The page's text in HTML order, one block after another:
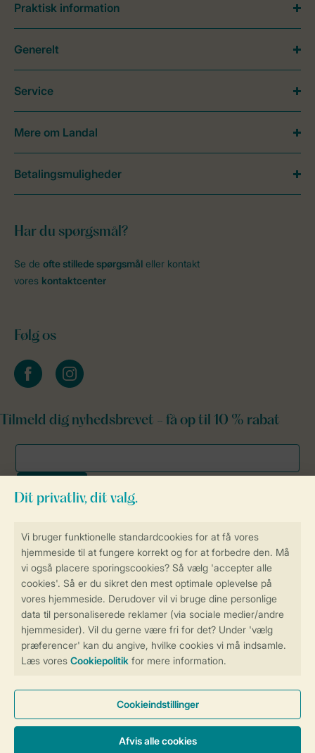
Få en personligt tilpasset oplevelse
på Landal.dk
Sikker og hurtig online booking
Sikker datahåndtering
Har du spørgsmål?
Se de ofte stillede spørgsmål eller kontakt
vores kontaktcenter
Følg os
facebookinstagram
Tilmeld dig nyhedsbrevet - få op til 10 % rabat
Praktisk information
Generelt
Service
Mere om Landal
Betalingsmuligheder